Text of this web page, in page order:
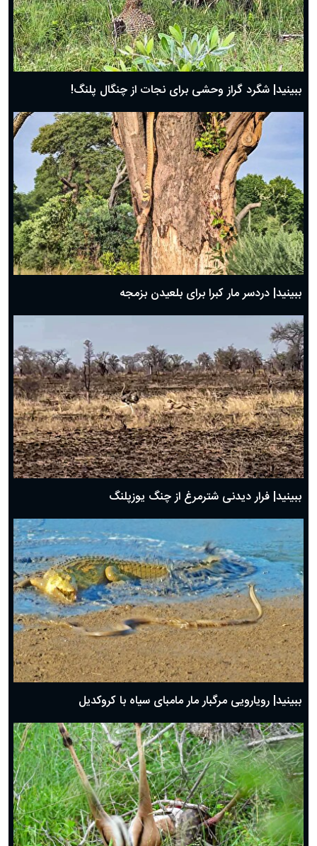
ببینید| شگرد گراز وحشی برای نجات از چنگال پلنگ!
ببینید| دردسر مار کبرا برای بلعیدن بزمجه
ببینید| فرار دیدنی شترمرغ از چنگ یوزپلنگ
ببینید| رویارویی مرگبار مار مامبای سیاه با کروکدیل